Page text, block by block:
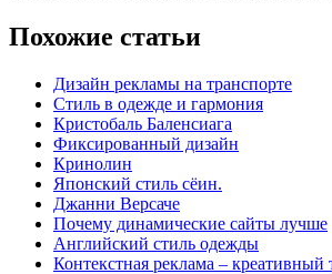
Похожие статьи
Дизайн рекламы на транспорте
Стиль в одежде и гармония
Кристобаль Баленсиага
Фиксированный дизайн
Кринолин
Японский стиль сёин.
Джанни Версаче
Почему динамические сайты лучше
Английский стиль одежды
Контекстная реклама – креативный